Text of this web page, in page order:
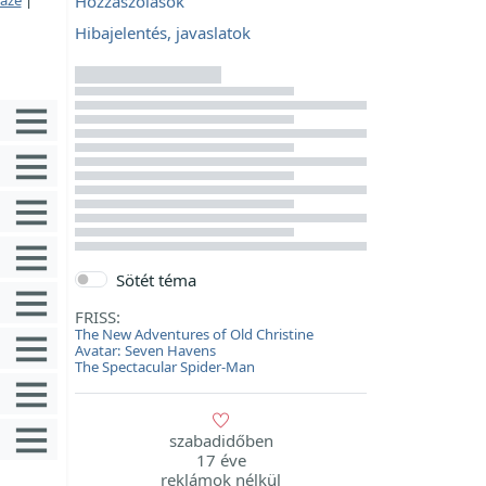
Hibajelentés, javaslatok
Sötét téma
FRISS:
The New Adventures of Old Christine
Avatar: Seven Havens
The Spectacular Spider-Man
szabadidőben
17 éve
reklámok nélkül